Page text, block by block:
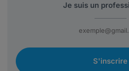
S'inscrire